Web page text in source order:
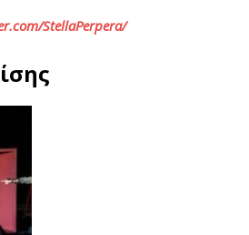
StellaPerpera/